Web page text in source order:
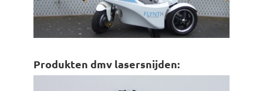
Produkten dmv lasersnijden: